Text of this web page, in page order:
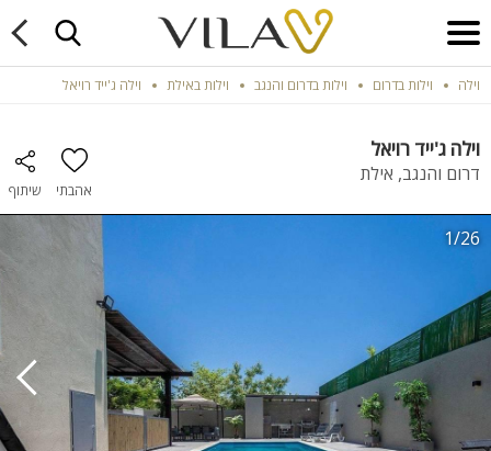
וילה וילות בדרום וילות בדרום והנגב וילות באילת וילה ג'ייד רויאל
וילה ג'ייד רויאל
דרום והנגב, אילת
אהבתי שיתוף
1/26